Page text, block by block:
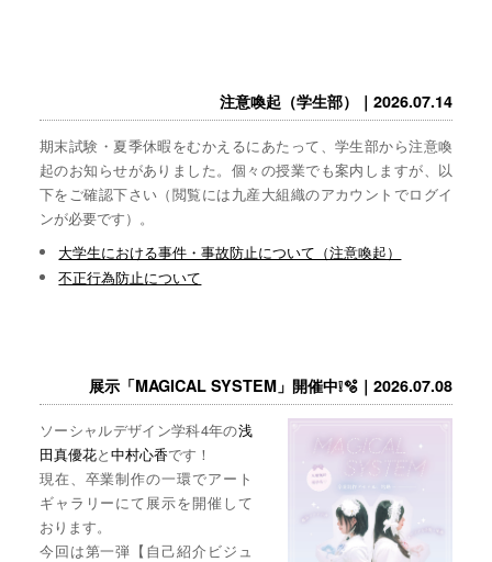
注意喚起（学生部）｜2026.07.14
期末試験・夏季休暇をむかえるにあたって、学生部から注意喚
起のお知らせがありました。個々の授業でも案内しますが、以
下をご確認下さい（閲覧には九産大組織のアカウントでログイ
ンが必要です）。
大学生における事件・事故防止について（注意喚起）
不正行為防止について
展示「MAGICAL SYSTEM」開催中❕🫧｜2026.07.08
ソーシャルデザイン学科4年の浅
田真優花と中村心香です！
現在、卒業制作の一環でアート
ギャラリーにて展示を開催して
おります。
今回は第一弾【自己紹介ビジュ